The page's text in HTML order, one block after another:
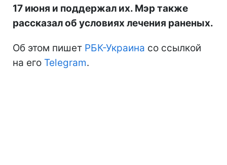
17 июня и поддержал их. Мэр также
рассказал об условиях лечения раненых.
Об этом пишет РБК-Украина со ссылкой
на его Telegram.